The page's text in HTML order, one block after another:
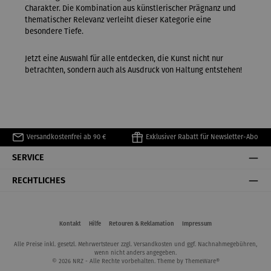
Charakter. Die Kombination aus künstlerischer Prägnanz und
thematischer Relevanz verleiht dieser Kategorie eine
besondere Tiefe.
Jetzt eine Auswahl für alle entdecken, die Kunst nicht nur
betrachten, sondern auch als Ausdruck von Haltung entstehen!
Versandkostenfrei ab 90 € Exklusiver Rabatt für Newsletter-Abo
SERVICE
RECHTLICHES
Kontakt Hilfe Retouren & Reklamation Impressum
Alle Preise inkl. gesetzl. Mehrwertsteuer zzgl. Versandkosten und ggf. Nachnahmegebühren,
wenn nicht anders angegeben.
© 2026 NRZ - Alle Rechte vorbehalten. Theme by ThemeWare®